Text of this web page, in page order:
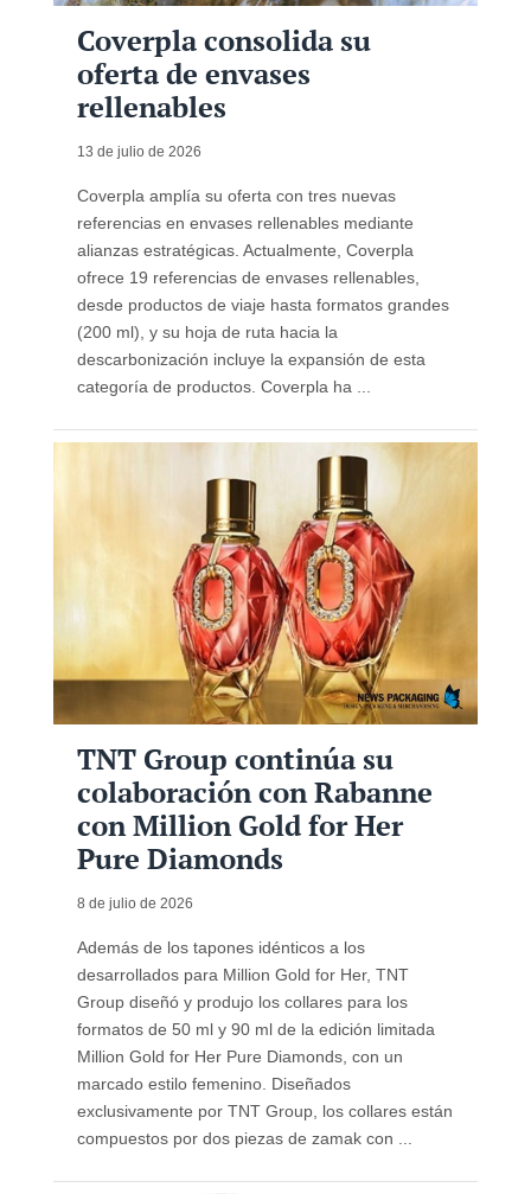
Coverpla consolida su
oferta de envases
rellenables
13 de julio de 2026
Coverpla amplía su oferta con tres nuevas
referencias en envases rellenables mediante
alianzas estratégicas. Actualmente, Coverpla
ofrece 19 referencias de envases rellenables,
desde productos de viaje hasta formatos grandes
(200 ml), y su hoja de ruta hacia la
descarbonización incluye la expansión de esta
categoría de productos. Coverpla ha ...
TNT Group continúa su
colaboración con Rabanne
con Million Gold for Her
Pure Diamonds
8 de julio de 2026
Además de los tapones idénticos a los
desarrollados para Million Gold for Her, TNT
Group diseñó y produjo los collares para los
formatos de 50 ml y 90 ml de la edición limitada
Million Gold for Her Pure Diamonds, con un
marcado estilo femenino. Diseñados
exclusivamente por TNT Group, los collares están
compuestos por dos piezas de zamak con ...